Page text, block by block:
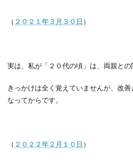
（ ２０２１年３月３０日 ）
実は、私が「２０代の頃」は、両親との
きっかけは全く覚えていませんが、改
なってからです。
（ ２０２２年２月１０日 ）